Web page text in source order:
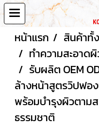
หน้าแรก
สินค้าทั้
ทำความสะอาด
รับผลิต OEM
ล้างหน้าสูตรวิปฟอ
พร้อมบำรุงผิวตาม
ธรรมชาติ